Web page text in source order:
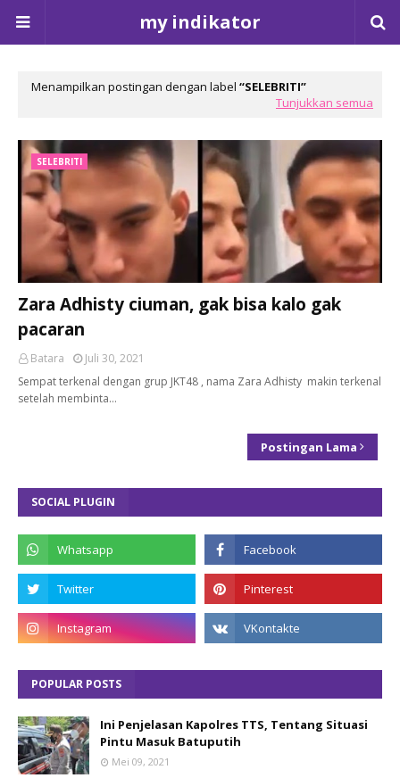
my indikator
Menampilkan postingan dengan label
SELEBRITI
Tunjukkan semua
SELEBRITI
Zara Adhisty ciuman, gak bisa kalo gak
pacaran
Batara
Juli 30, 2021
Sempat terkenal dengan grup JKT48 , nama Zara Adhisty makin terkenal
setelah membinta…
Postingan Lama
SOCIAL PLUGIN
POPULAR POSTS
Ini Penjelasan Kapolres TTS, Tentang Situasi
Pintu Masuk Batuputih
Mei 09, 2021